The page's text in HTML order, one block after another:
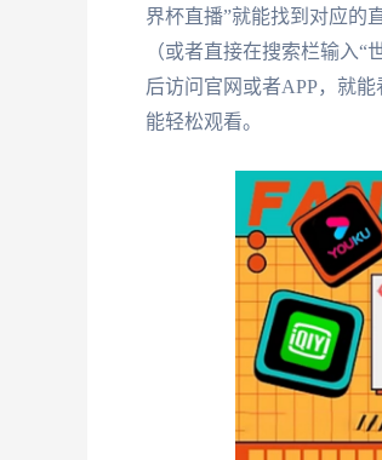
界杯直播”就能找到对应的
（或者直接在搜索栏输入
后访问官网或者APP，就
能轻松观看。